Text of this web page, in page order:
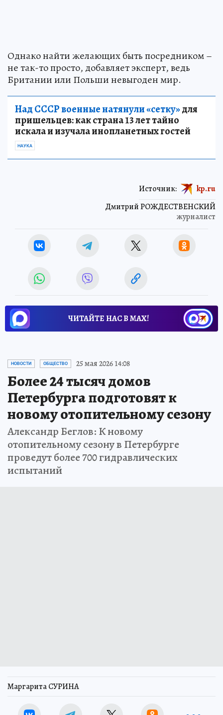
Однако найти желающих быть посредником –
не так-то просто, добавляет эксперт, ведь
Британии или Польши невыгоден мир.
Над СССР военные натянули «сетку»для
пришельцев: как страна 13 лет тайно
искала и изучала инопланетных гостей
НАУКА
Дмитрий РОЖДЕСТВЕНСКИЙ
журналист
Источник: kp.ru
ЧИТАЙТЕ НАС В МАХ!
НОВОСТИ ОБЩЕСТВО 25 мая 2026 14:08
Более 24 тысяч домов
Петербурга подготовят к
новому отопительному сезону
Александр Беглов: К новому
отопительному сезону в Петербурге
проведут более 700 гидравлических
испытаний
Маргарита СУРИНА